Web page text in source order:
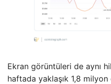
Ekran görüntüleri de aynı
haftada yaklaşık 1,8